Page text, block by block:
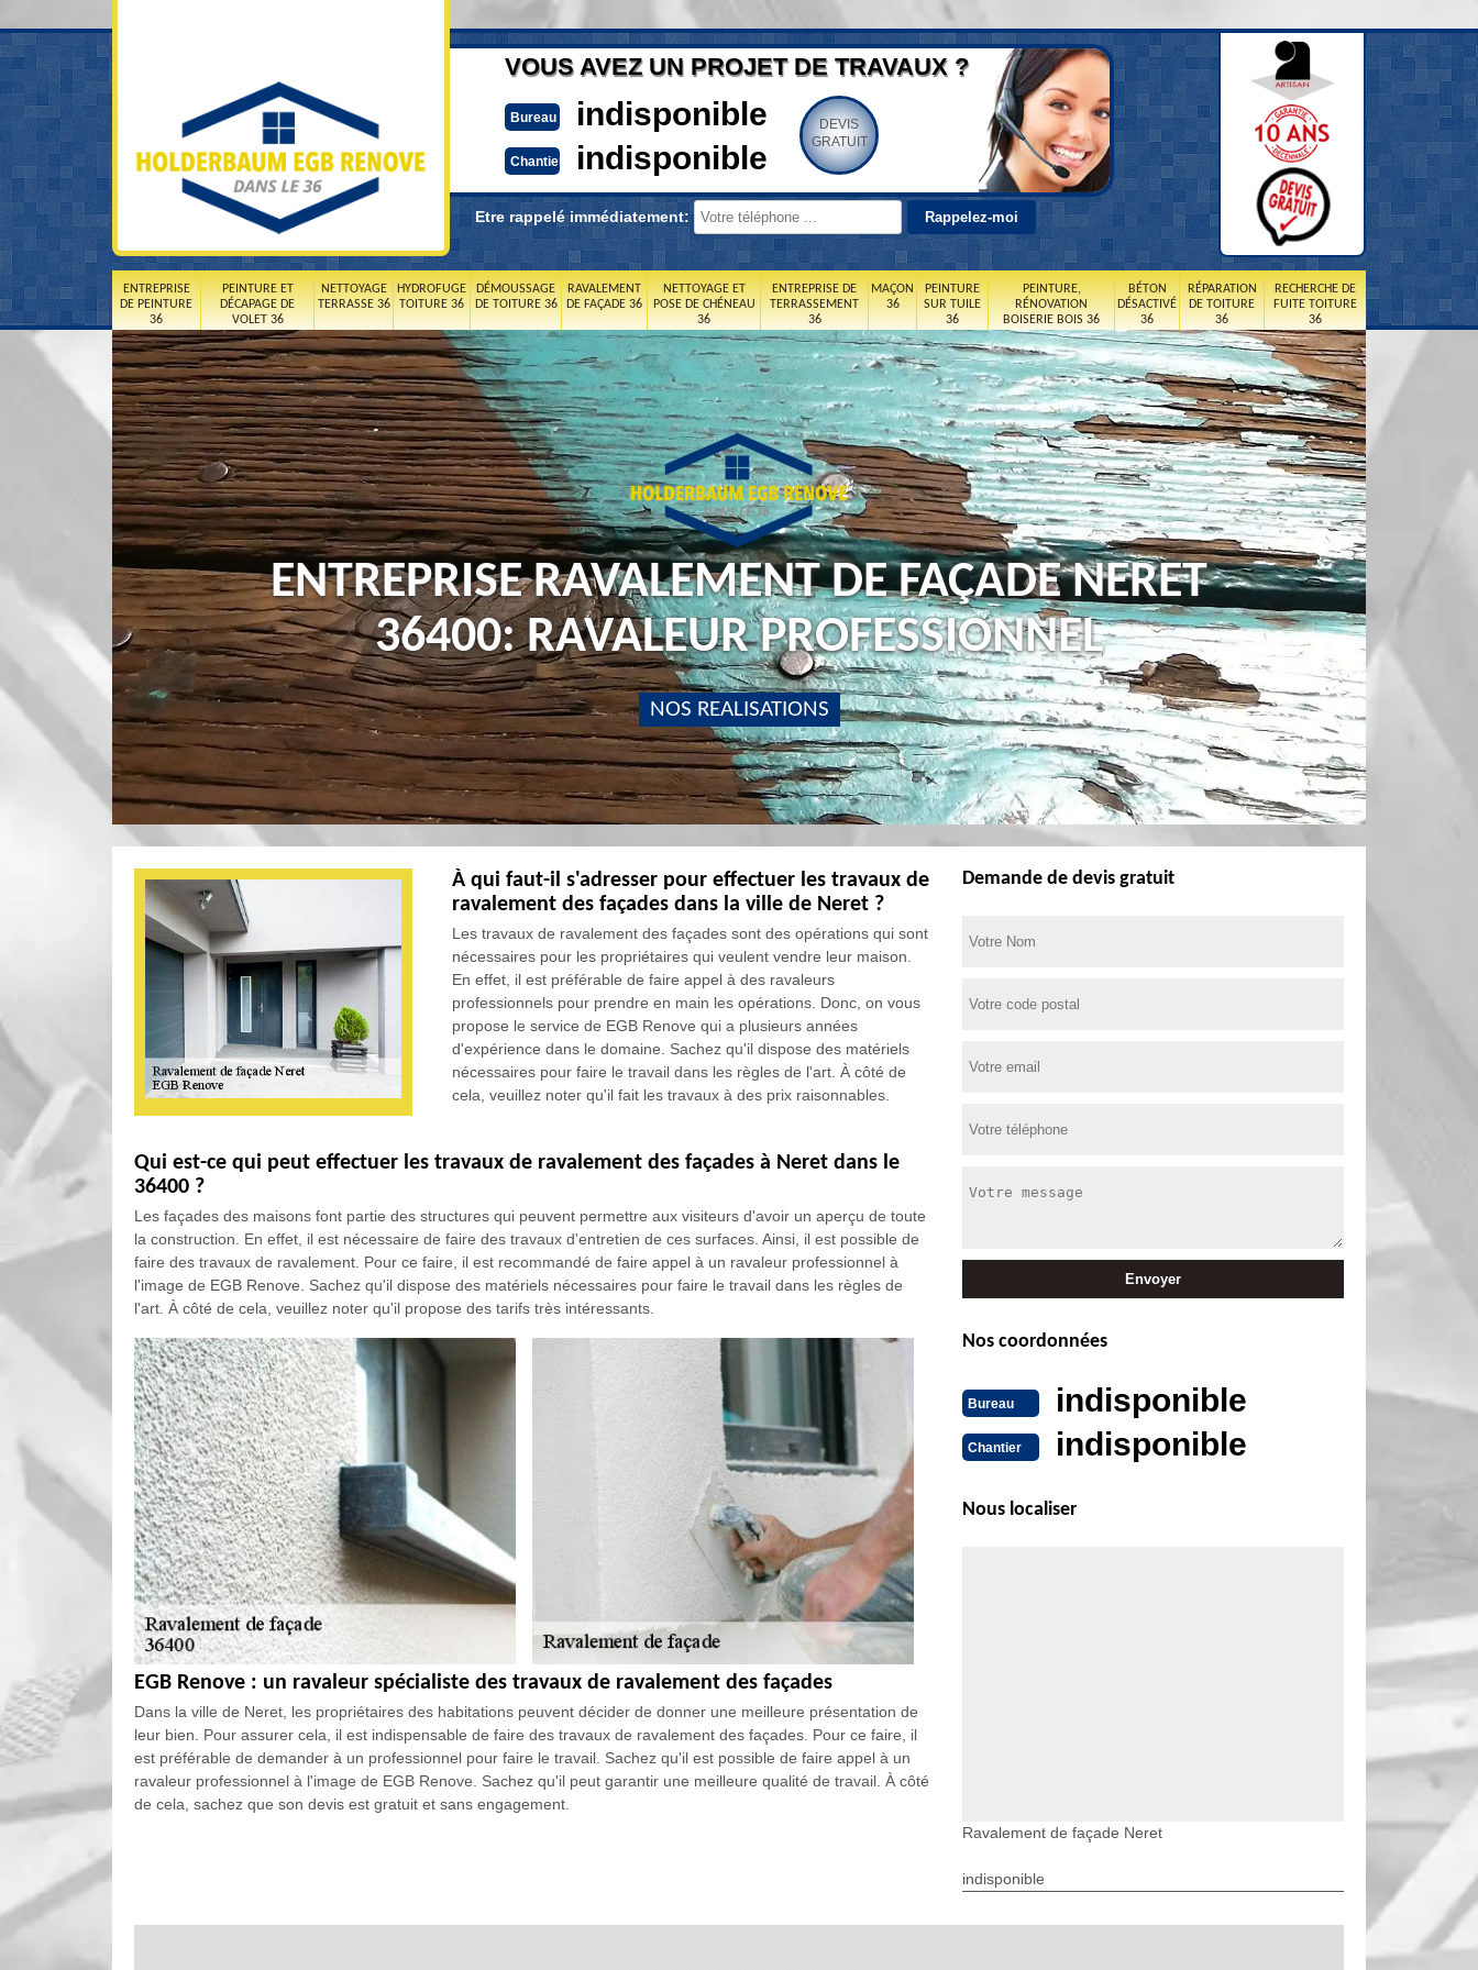
VOUS AVEZ UN PROJET DE TRAVAUX ?
Bureau indisponible
Chantier indisponible
DEVIS
GRATUIT
Etre rappelé immédiatement:
ENTREPRISE
DE PEINTURE
36
PEINTURE ET
DÉCAPAGE DE
VOLET 36
NETTOYAGE
TERRASSE 36
HYDROFUGE
TOITURE 36
DÉMOUSSAGE
DE TOITURE 36
RAVALEMENT
DE FAÇADE 36
NETTOYAGE ET
POSE DE CHÉNEAU
36
ENTREPRISE DE
TERRASSEMENT
36
MAÇON
36
PEINTURE
SUR TUILE
36
PEINTURE,
RÉNOVATION
BOISERIE BOIS 36
BÉTON
DÉSACTIVÉ
36
RÉPARATION
DE TOITURE
36
RECHERCHE DE
FUITE TOITURE
36
ENTREPRISE RAVALEMENT DE FAÇADE NERET
36400: RAVALEUR PROFESSIONNEL
NOS REALISATIONS
À qui faut-il s'adresser pour effectuer les travaux de
ravalement des façades dans la ville de Neret ?
Les travaux de ravalement des façades sont des opérations qui sont
nécessaires pour les propriétaires qui veulent vendre leur maison.
En effet, il est préférable de faire appel à des ravaleurs
professionnels pour prendre en main les opérations. Donc, on vous
propose le service de EGB Renove qui a plusieurs années
d'expérience dans le domaine. Sachez qu'il dispose des matériels
nécessaires pour faire le travail dans les règles de l'art. À côté de
cela, veuillez noter qu'il fait les travaux à des prix raisonnables.
Qui est-ce qui peut effectuer les travaux de ravalement des façades à Neret dans le
36400 ?
Les façades des maisons font partie des structures qui peuvent permettre aux visiteurs d'avoir un aperçu de toute
la construction. En effet, il est nécessaire de faire des travaux d'entretien de ces surfaces. Ainsi, il est possible de
faire des travaux de ravalement. Pour ce faire, il est recommandé de faire appel à un ravaleur professionnel à
l'image de EGB Renove. Sachez qu'il dispose des matériels nécessaires pour faire le travail dans les règles de
l'art. À côté de cela, veuillez noter qu'il propose des tarifs très intéressants.
EGB Renove : un ravaleur spécialiste des travaux de ravalement des façades
Dans la ville de Neret, les propriétaires des habitations peuvent décider de donner une meilleure présentation de
leur bien. Pour assurer cela, il est indispensable de faire des travaux de ravalement des façades. Pour ce faire, il
est préférable de demander à un professionnel pour faire le travail. Sachez qu'il est possible de faire appel à un
ravaleur professionnel à l'image de EGB Renove. Sachez qu'il peut garantir une meilleure qualité de travail. À côté
de cela, sachez que son devis est gratuit et sans engagement.
Demande de devis gratuit
Nos coordonnées
Bureau indisponible
Chantier indisponible
Nous localiser
Ravalement de façade Neret
indisponible